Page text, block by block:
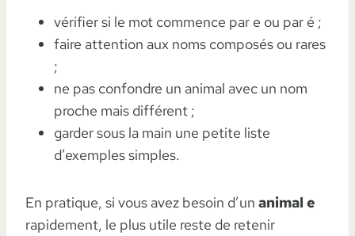
vérifier si le mot commence par e ou par é ;
faire attention aux noms composés ou rares
;
ne pas confondre un animal avec un nom
proche mais différent ;
garder sous la main une petite liste
d’exemples simples.
En pratique, si vous avez besoin d’un animal e
rapidement, le plus utile reste de retenir